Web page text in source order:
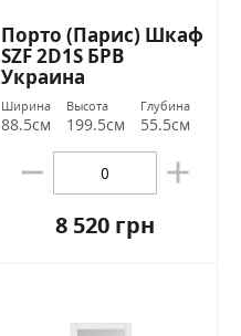
Порто (Парис) Шкаф
SZF 2D1S БРВ
Украина
Ширина
88.5см
Высота
199.5см
Глубина
55.5см
8 520 грн